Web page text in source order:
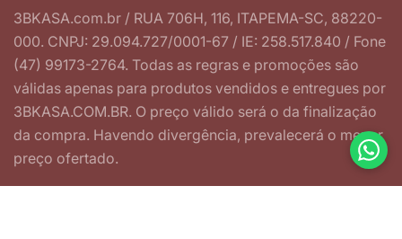
3BKASA.com.br / RUA 706H, 116, ITAPEMA-SC, 88220-
000. CNPJ: 29.094.727/0001-67 / IE: 258.517.840 / Fone
(47) 99173-2764. Todas as regras e promoções são
válidas apenas para produtos vendidos e entregues por
3BKASA.COM.BR. O preço válido será o da finalização
da compra. Havendo divergência, prevalecerá o menor
preço ofertado.